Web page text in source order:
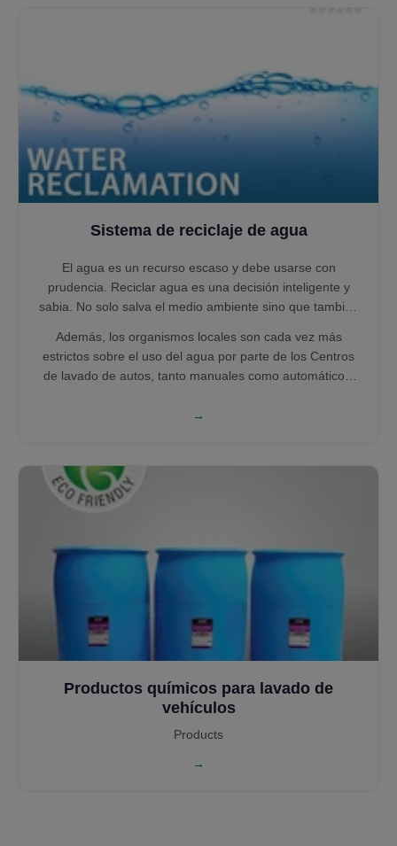
Sistema de reciclaje de agua
El agua es un recurso escaso y debe usarse con
prudencia. Reciclar agua es una decisión inteligente y
sabia. No solo salva el medio ambiente sino que también
Además, los organismos locales son cada vez más
estrictos sobre el uso del agua por parte de los Centros
de lavado de autos, tanto manuales como automáticos.
las regulaciones ambientales que podrían poner en
→
Productos químicos para lavado de
vehículos
Products
→